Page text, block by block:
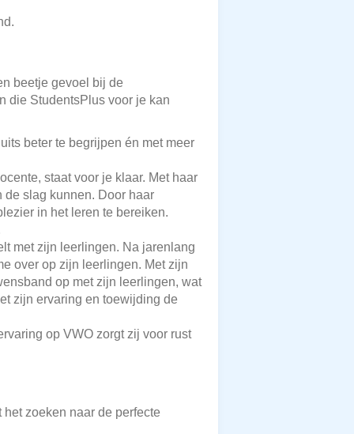
beetje gevoel bij de
die StudentsPlus voor je kan
beter te begrijpen én met meer
staat voor je klaar. Met haar
de slag kunnen. Door haar
in het leren te bereiken.
met zijn leerlingen. Na jarenlang
over op zijn leerlingen. Met zijn
op met zijn leerlingen, wat
zijn ervaring en toewijding de
op VWO zorgt zij voor rust
zoeken naar de perfecte